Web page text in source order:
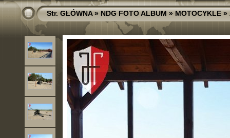
Str. GŁÓWNA»NDG FOTO ALBUM»MOTOCYKLE»